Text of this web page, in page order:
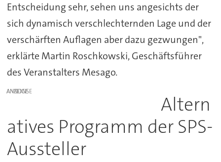
Entscheidung sehr, sehen uns angesichts der
sich dynamisch verschlechternden Lage und der
verschärften Auflagen aber dazu gezwungen",
erklärte Martin Roschkowski, Geschäftsführer
des Veranstalters Mesago.
ANZEIGE
Altern
atives Programm der SPS-
Aussteller